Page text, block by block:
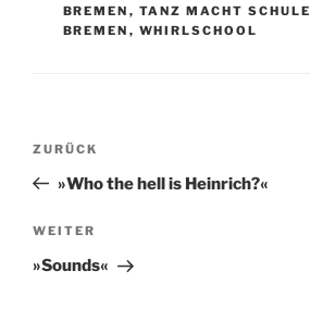
BREMEN , TANZ MACHT SCHULE
BREMEN , WHIRLSCHOOL
Beitragsnavigation
Vorheriger
Beitrag
ZURÜCK
»Who the hell is Heinrich?«
Nächster
Beitrag
WEITER
»Sounds«